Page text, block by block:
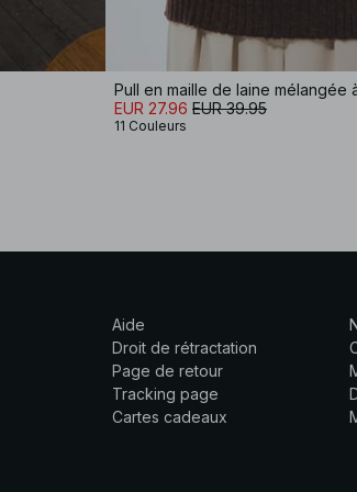
EUR 27.96 EUR 39.95
11 Couleurs
Aide
Droit de rétractation
Page de retour
Tracking page
Cartes cadeaux